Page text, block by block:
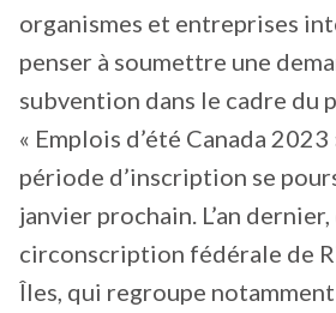
organismes et entreprises
penser à soumettre une
subvention dans le cadre du
« Emplois d’été Canada
période d’inscription se
janvier prochain. L’an
circonscription fédérale de
Îles, qui regroupe